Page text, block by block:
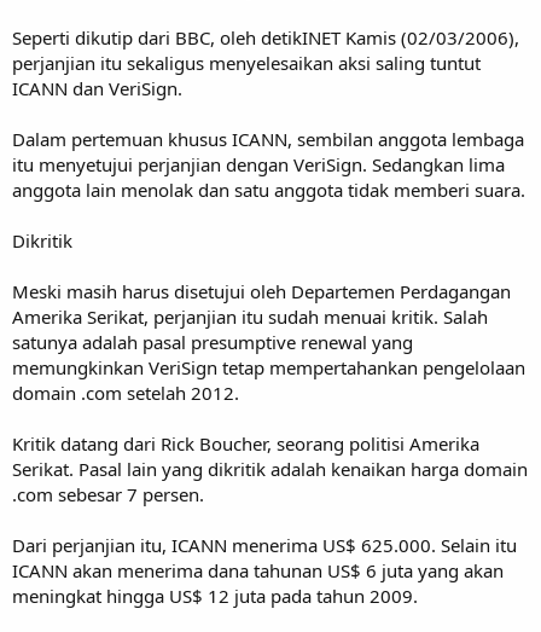
Seperti dikutip dari BBC, oleh detikINET Kamis (02/03/2006),
perjanjian itu sekaligus menyelesaikan aksi saling tuntut
ICANN dan VeriSign.
Dalam pertemuan khusus ICANN, sembilan anggota lembaga
itu menyetujui perjanjian dengan VeriSign. Sedangkan lima
anggota lain menolak dan satu anggota tidak memberi suara.
Dikritik
Meski masih harus disetujui oleh Departemen Perdagangan
Amerika Serikat, perjanjian itu sudah menuai kritik. Salah
satunya adalah pasal presumptive renewal yang
memungkinkan VeriSign tetap mempertahankan pengelolaan
domain .com setelah 2012.
Kritik datang dari Rick Boucher, seorang politisi Amerika
Serikat. Pasal lain yang dikritik adalah kenaikan harga domain
.com sebesar 7 persen.
Dari perjanjian itu, ICANN menerima US$ 625.000. Selain itu
ICANN akan menerima dana tahunan US$ 6 juta yang akan
meningkat hingga US$ 12 juta pada tahun 2009.